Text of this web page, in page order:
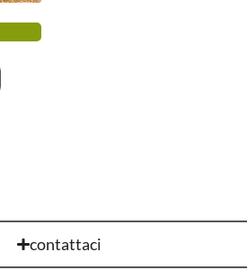
contattaci